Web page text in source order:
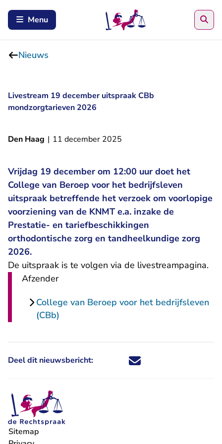
Menu
Nieuws
Livestream 19 december uitspraak CBb
mondzorgtarieven 2026
Den Haag | 11 december 2025
Vrijdag 19 december om 12:00 uur doet het
College van Beroep voor het bedrijfsleven
uitspraak betreffende het verzoek om voorlopige
voorziening van de KNMT e.a. inzake de
Prestatie- en tariefbeschikkingen
orthodontische zorg en tandheelkundige zorg
2026.
De uitspraak is te volgen via de livestreampagina.
Afzender
College van Beroep voor het bedrijfsleven
(CBb)
Deel dit nieuwsbericht: Deel dit nieuwsbericht via X -
Deel dit nieuwsbericht via
Deel dit nieuwsbericht
Deel dit
Sitemap